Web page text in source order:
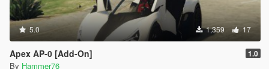
5.0 1,359 17
Apex AP-0 [Add-On] 1.0
By Hammer76